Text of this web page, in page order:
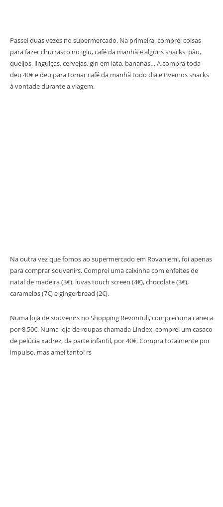
Passei duas vezes no supermercado. Na primeira, comprei coisas
para fazer churrasco no iglu, café da manhã e alguns snacks: pão,
queijos, linguiças, cervejas, gin em lata, bananas… A compra toda
deu 40€ e deu para tomar café da manhã todo dia e tivemos snacks
à vontade durante a viagem.
Na outra vez que fomos ao supermercado em Rovaniemi, foi apenas
para comprar souvenirs. Comprei uma caixinha com enfeites de
natal de madeira (3€), luvas touch screen (4€), chocolate (3€),
caramelos (7€) e gingerbread (2€).
Numa loja de souvenirs no Shopping Revontuli, comprei uma caneca
por 8,50€. Numa loja de roupas chamada Lindex, comprei um casaco
de pelúcia xadrez, da parte infantil, por 40€. Compra totalmente por
impulso, mas amei tanto! rs